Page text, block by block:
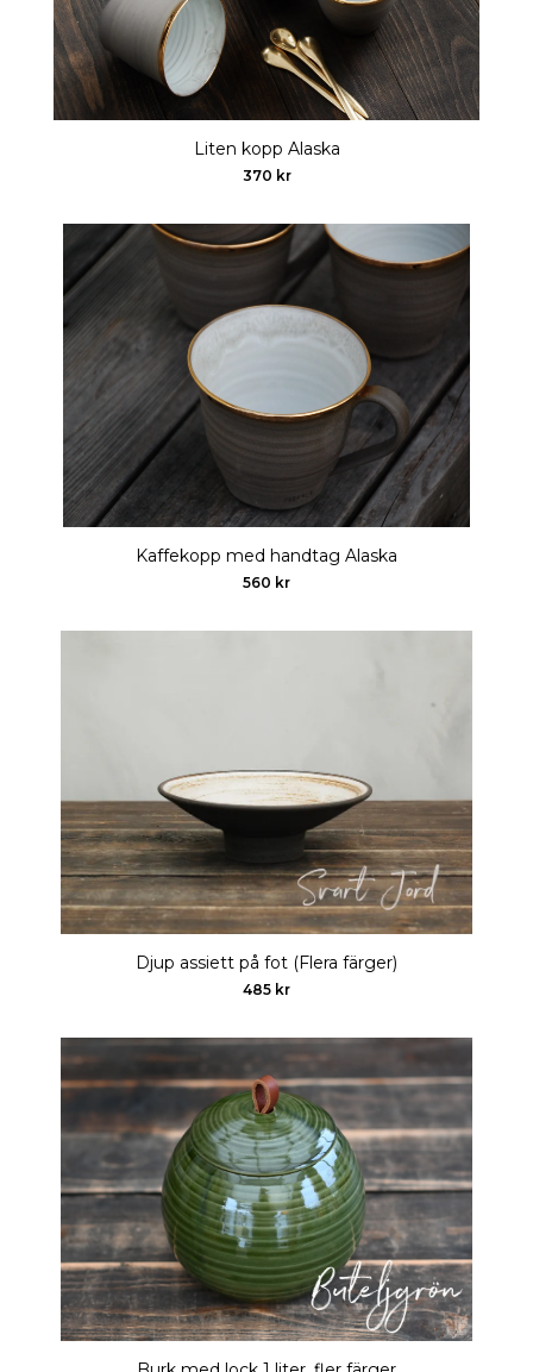
Liten kopp Alaska
370 kr
Kaffekopp med handtag Alaska
560 kr
Djup assiett på fot (Flera färger)
485 kr